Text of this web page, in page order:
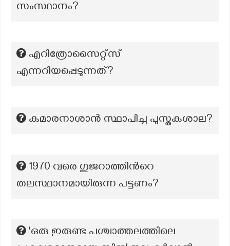
സംസ്ഥാനം?
എറിത്രോസൈറ്റ്സ്
എന്നറിയപ്പെടുന്നത്?
കുമാരനാശാൻ സ്ഥാപിച്ച പുസ്തകശാല?
1970 വരെ ഗുജറാത്തിന്‍റെ
തലസ്ഥാനമായിരുന്ന പട്ടണം?
'ഒരു ഇരുണ്ട പശ്ചാത്തലത്തിലെ